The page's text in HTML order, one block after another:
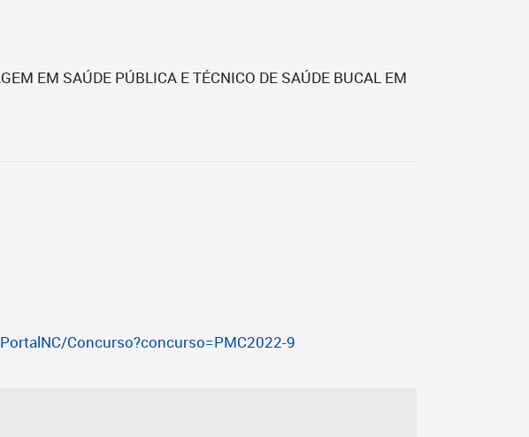
EM SAÚDE PÚBLICA E TÉCNICO DE SAÚDE BUCAL EM
Concurso?concurso=PMC2022-9